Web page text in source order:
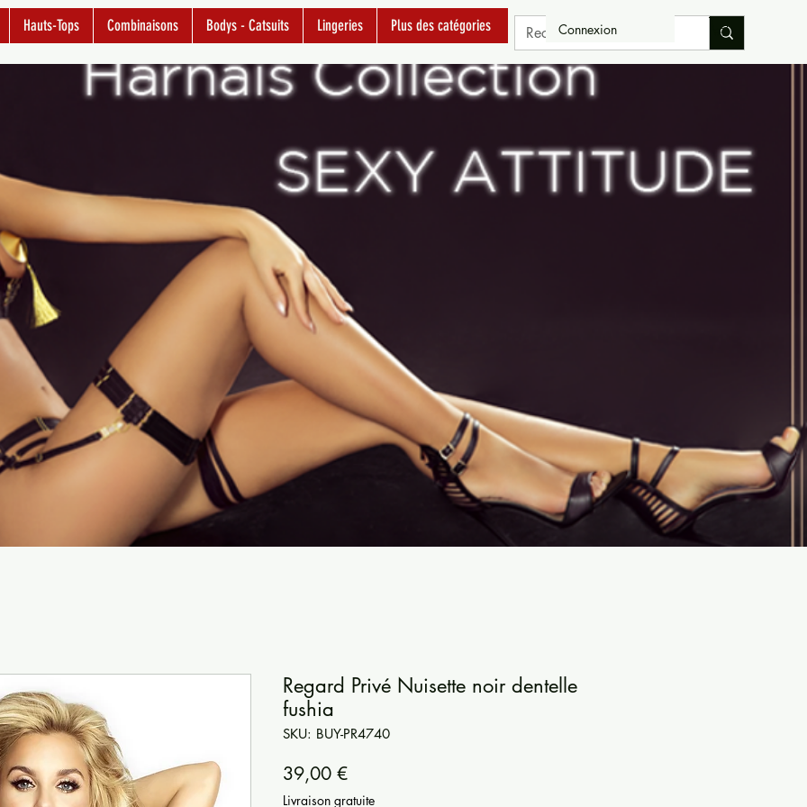
Hauts-Tops Combinaisons Bodys - Catsuits Lingeries Plus des catégories Connexion
Regard Privé Nuisette noir dentelle
fushia
SKU: BUY-PR4740
39,00 €Precio
Livraison gratuite